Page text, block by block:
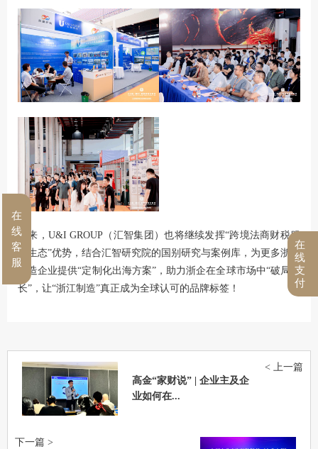
未来，U&I GROUP（汇智集团）也将继续发挥“跨境法商财税服
务生态”优势，结合汇智研究院的国别研究与案例库，为更多浙江
制造企业提供“定制化出海方案”，助力浙企在全球市场中“破局生
长”，让“浙江制造”真正成为全球认可的品牌标签！
高金“家财说” | 企业主及企
业如何在...
< 上一篇
下一篇 >
在
线
客
服
在
线
支
付